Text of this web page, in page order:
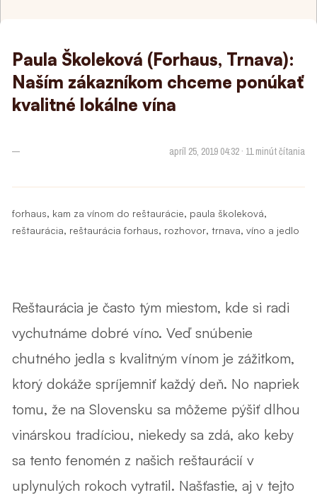
Paula Školeková (Forhaus, Trnava):
Naším zákazníkom chceme ponúkať
kvalitné lokálne vína
— apríl 25, 2019 04:32 · 11 minút čítania
forhaus, kam za vínom do reštaurácie, paula školeková,
reštaurácia, reštaurácia forhaus, rozhovor, trnava, víno a jedlo
Reštaurácia je často tým miestom, kde si radi
vychutnáme dobré víno. Veď snúbenie
chutného jedla s kvalitným vínom je zážitkom,
ktorý dokáže spríjemniť každý deň. No napriek
tomu, že na Slovensku sa môžeme pýšiť dlhou
vinárskou tradíciou, niekedy sa zdá, ako keby
sa tento fenomén z našich reštaurácií v
uplynulých rokoch vytratil. Našťastie, aj v tejto